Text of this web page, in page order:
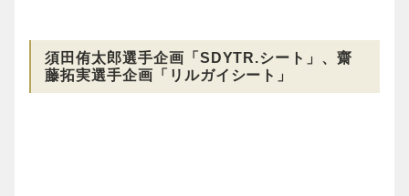
須田侑太郎選手企画「SDYTR.シート」、齋
藤拓実選手企画「リルガイシート」